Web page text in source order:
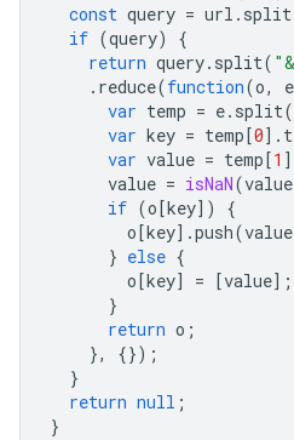
const query = url . split
if (query)
{
return query. split(
. reduce(function(o, e
var temp = e. split(
var key = temp[0].
var value = temp[1
value = isNaN(value
if (o[key])
{
o[key].push(value
} else {
o[key] = [value];
}
return o ;
},
{});
}
return null ;
}